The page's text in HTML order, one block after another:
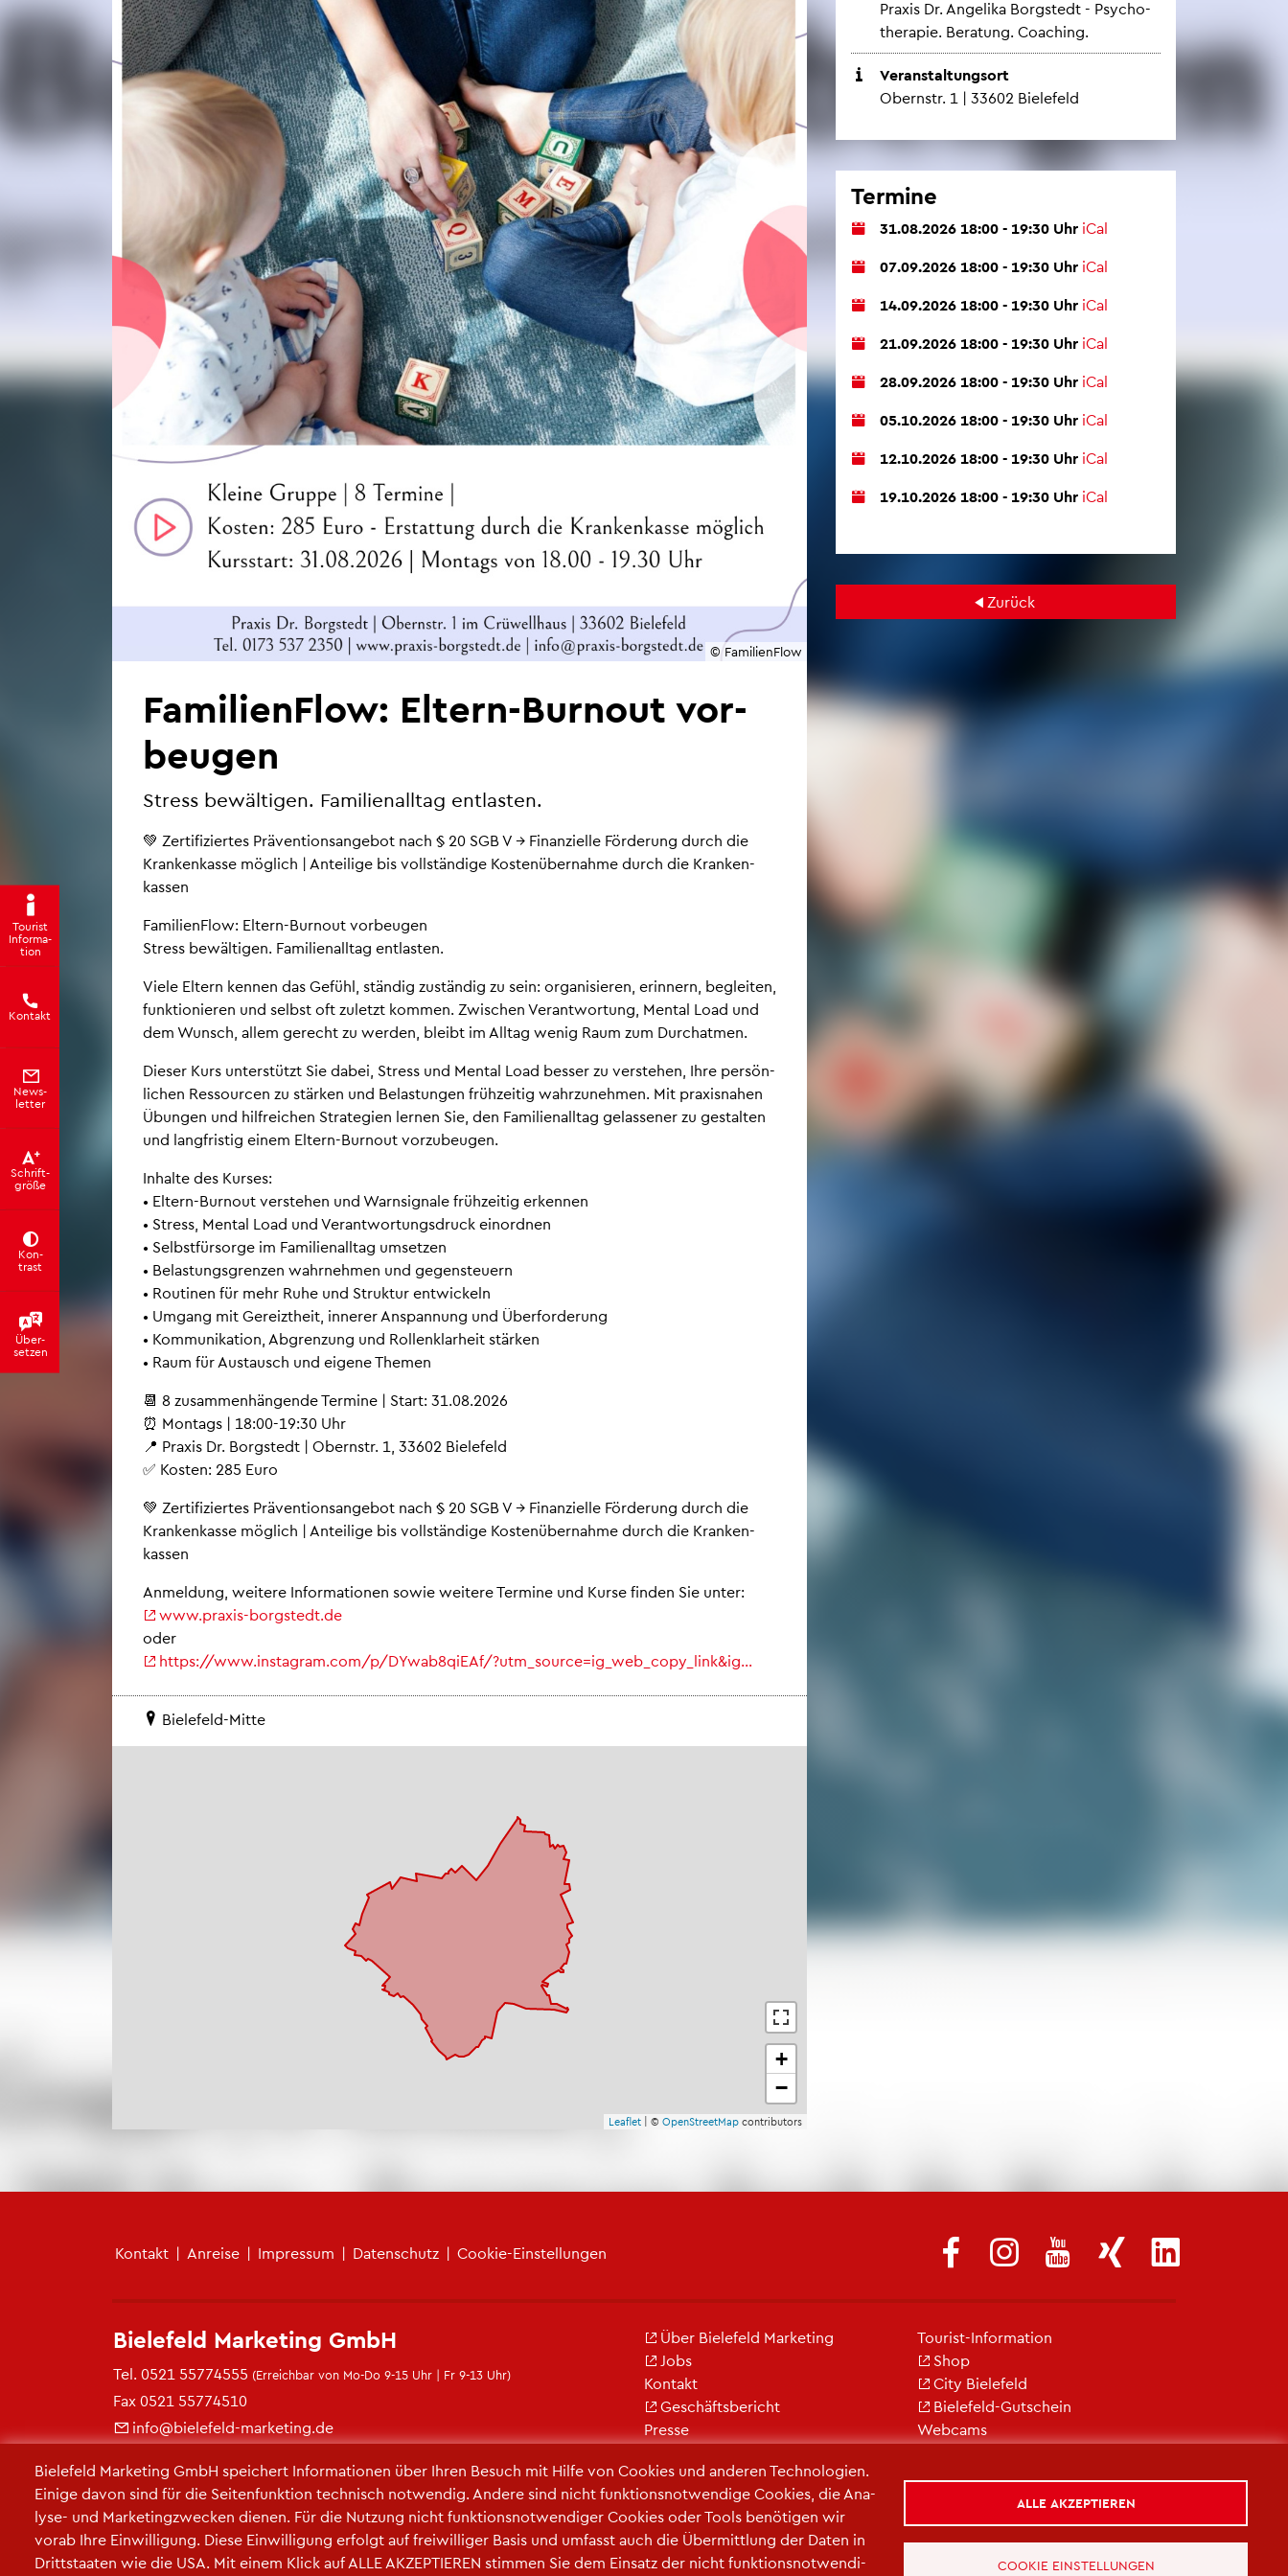
Tou­rist
In­for­ma­
ti­on
Kon­takt
News­
let­ter
Schrift­
grö­ße
Kon­
trast
Über­
set­zen
© Fa­mi­li­en­Flow
Fa­mi­li­en­Flow: El­tern-Bur­nout vor­
beu­gen
Stress be­wäl­ti­gen. Fa­mi­li­en­all­tag ent­las­ten.
💚 Zer­ti­fi­zier­tes Prä­ven­ti­ons­an­ge­bot nach § 20 SGB V → Fi­nan­zi­el­le För­de­rung durch die
Kran­ken­kas­se mög­lich | An­tei­li­ge bis voll­stän­di­ge Kos­ten­über­nah­me durch die Kran­ken­
kas­sen
Fa­mi­li­en­Flow: El­tern-Bur­nout vor­beu­gen
Stress be­wäl­ti­gen. Fa­mi­li­en­all­tag ent­las­ten.
Viele El­tern ken­nen das Ge­fühl, stän­dig zu­stän­dig zu sein: or­ga­ni­sie­ren, er­in­nern, be­glei­ten,
funk­tio­nie­ren und selbst oft zu­letzt kom­men. Zwi­schen Ver­ant­wor­tung, Men­tal Load und
dem Wunsch, allem ge­recht zu wer­den, bleibt im All­tag wenig Raum zum Durch­at­men.
Die­ser Kurs un­ter­stützt Sie dabei, Stress und Men­tal Load bes­ser zu ver­ste­hen, Ihre per­sön­
li­chen Res­sour­cen zu stär­ken und Be­las­tun­gen früh­zei­tig wahr­zu­neh­men. Mit pra­xis­na­hen
Übun­gen und hilf­rei­chen Stra­te­gi­en ler­nen Sie, den Fa­mi­li­en­all­tag ge­las­se­ner zu ge­stal­ten
und lang­fris­tig einem El­tern-Bur­nout vor­zu­beu­gen.
In­hal­te des Kur­ses:
• El­tern-Bur­nout ver­ste­hen und Warn­si­gna­le früh­zei­tig er­ken­nen
• Stress, Men­tal Load und Ver­ant­wor­tungs­druck ein­ord­nen
• Selbst­für­sor­ge im Fa­mi­li­en­all­tag um­set­zen
• Be­las­tungs­gren­zen wahr­neh­men und ge­gen­steu­ern
• Rou­ti­nen für mehr Ruhe und Struk­tur ent­wi­ckeln
• Um­gang mit Ge­reizt­heit, in­ne­rer An­span­nung und Über­for­de­rung
• Kom­mu­ni­ka­ti­on, Ab­gren­zung und Rol­len­klar­heit stär­ken
• Raum für Aus­tausch und ei­ge­ne The­men
📆 8 zu­sam­men­hän­gen­de Ter­mi­ne | Start: 31.08.2026
⏰ Mon­tags | 18:00-19:30 Uhr
📍 Pra­xis Dr. Borgstedt | Obern­str. 1, 33602 Bie­le­feld
✅ Kos­ten: 285 Euro
💚 Zer­ti­fi­zier­tes Prä­ven­ti­ons­an­ge­bot nach § 20 SGB V → Fi­nan­zi­el­le För­de­rung durch die
Kran­ken­kas­se mög­lich | An­tei­li­ge bis voll­stän­di­ge Kos­ten­über­nah­me durch die Kran­ken­
kas­sen
An­mel­dung, wei­te­re In­for­ma­tio­nen sowie wei­te­re Ter­mi­ne und Kurse fin­den Sie unter:
www.​praxis-​borgstedt.​de
oder
https://​www.​instagram.​com/​p/​DYw​ab8q​iEAf/?​utm_​source=ig_​web_​copy_​link&​ig…
Bie­le­feld-Mitte
+
−
Leaf­let| © Open­Street­Mapcon­tri­bu­tors
Pra­xis Dr. An­ge­li­ka Borgstedt - Psy­cho­
the­ra­pie. Be­ra­tung. Coa­ching.
Ver­an­stal­tungs­ort
Obern­str. 1 | 33602 Bie­le­feld
Ter­mi­ne
31.08.2026 18:00 - 19:30 Uhr iCal
07.09.2026 18:00 - 19:30 Uhr iCal
14.09.2026 18:00 - 19:30 Uhr iCal
21.09.2026 18:00 - 19:30 Uhr iCal
28.09.2026 18:00 - 19:30 Uhr iCal
05.10.2026 18:00 - 19:30 Uhr iCal
12.10.2026 18:00 - 19:30 Uhr iCal
19.10.2026 18:00 - 19:30 Uhr iCal
Zu­rück
Fu­ß­zei­len­me­nü
Kon­takt | An­rei­se | Im­pres­sum | Da­ten­schutz | Coo­kie-Ein­stel­lun­gen
Bie­le­feld Mar­ke­ting GmbH spei­chert In­for­ma­tio­nen über Ihren Be­such mit Hilfe von Coo­kies und an­de­ren Tech­no­lo­gi­en.
Ei­ni­ge davon sind für die Sei­ten­funk­ti­on tech­nisch not­wen­dig. An­de­re sind nicht funk­ti­ons­not­wen­di­ge Coo­kies, die Ana­
ly­se- und Mar­ke­ting­zwe­cken die­nen. Für die Nut­zung nicht funk­ti­ons­not­wen­di­ger Coo­kies oder Tools be­nö­ti­gen wir
vorab Ihre Ein­wil­li­gung. Diese Ein­wil­li­gung er­folgt auf frei­wil­li­ger Basis und um­fasst auch die Über­mitt­lung der Daten in
Dritt­staa­ten wie die USA. Mit einem Klick auf ALLE AK­ZEP­TIE­REN stim­men Sie dem Ein­satz der nicht funk­ti­ons­not­wen­di­
COOKIE EINSTELLUNGEN
ALLE AKZEPTIEREN
Bie­le­feld Mar­ke­ting GmbH
Tel. 0521 55774555 (Er­reich­bar von Mo-Do 9-15 Uhr | Fr 9-13 Uhr)
Fax 0521 55774510
info@​bielefeld-​marketing.​de
Über Bie­le­feld Mar­ke­ting
Jobs
Kon­takt
Ge­schäfts­be­richt
Pres­se
Tou­rist-In­for­ma­ti­on
Shop
City Bie­le­feld
Bie­le­feld-Gut­schein
Web­cams